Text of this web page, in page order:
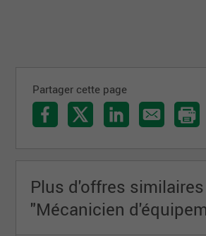
Partager cette page
Plus d'offres
"Mécanicien